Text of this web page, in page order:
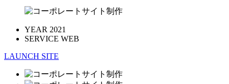
YEAR 2021
SERVICE WEB
LAUNCH SITE